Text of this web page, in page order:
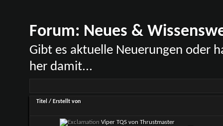
Forum: Neues &
Gibt es aktuelle Neuerungen oder
her damit...
Titel / Erstellt von
Viper TQS von Thrustmaster